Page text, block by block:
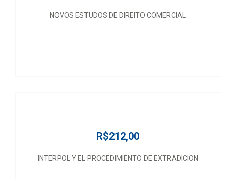
NOVOS ESTUDOS DE DIREITO COMERCIAL
R$212,00
INTERPOL Y EL PROCEDIMIENTO DE EXTRADICION